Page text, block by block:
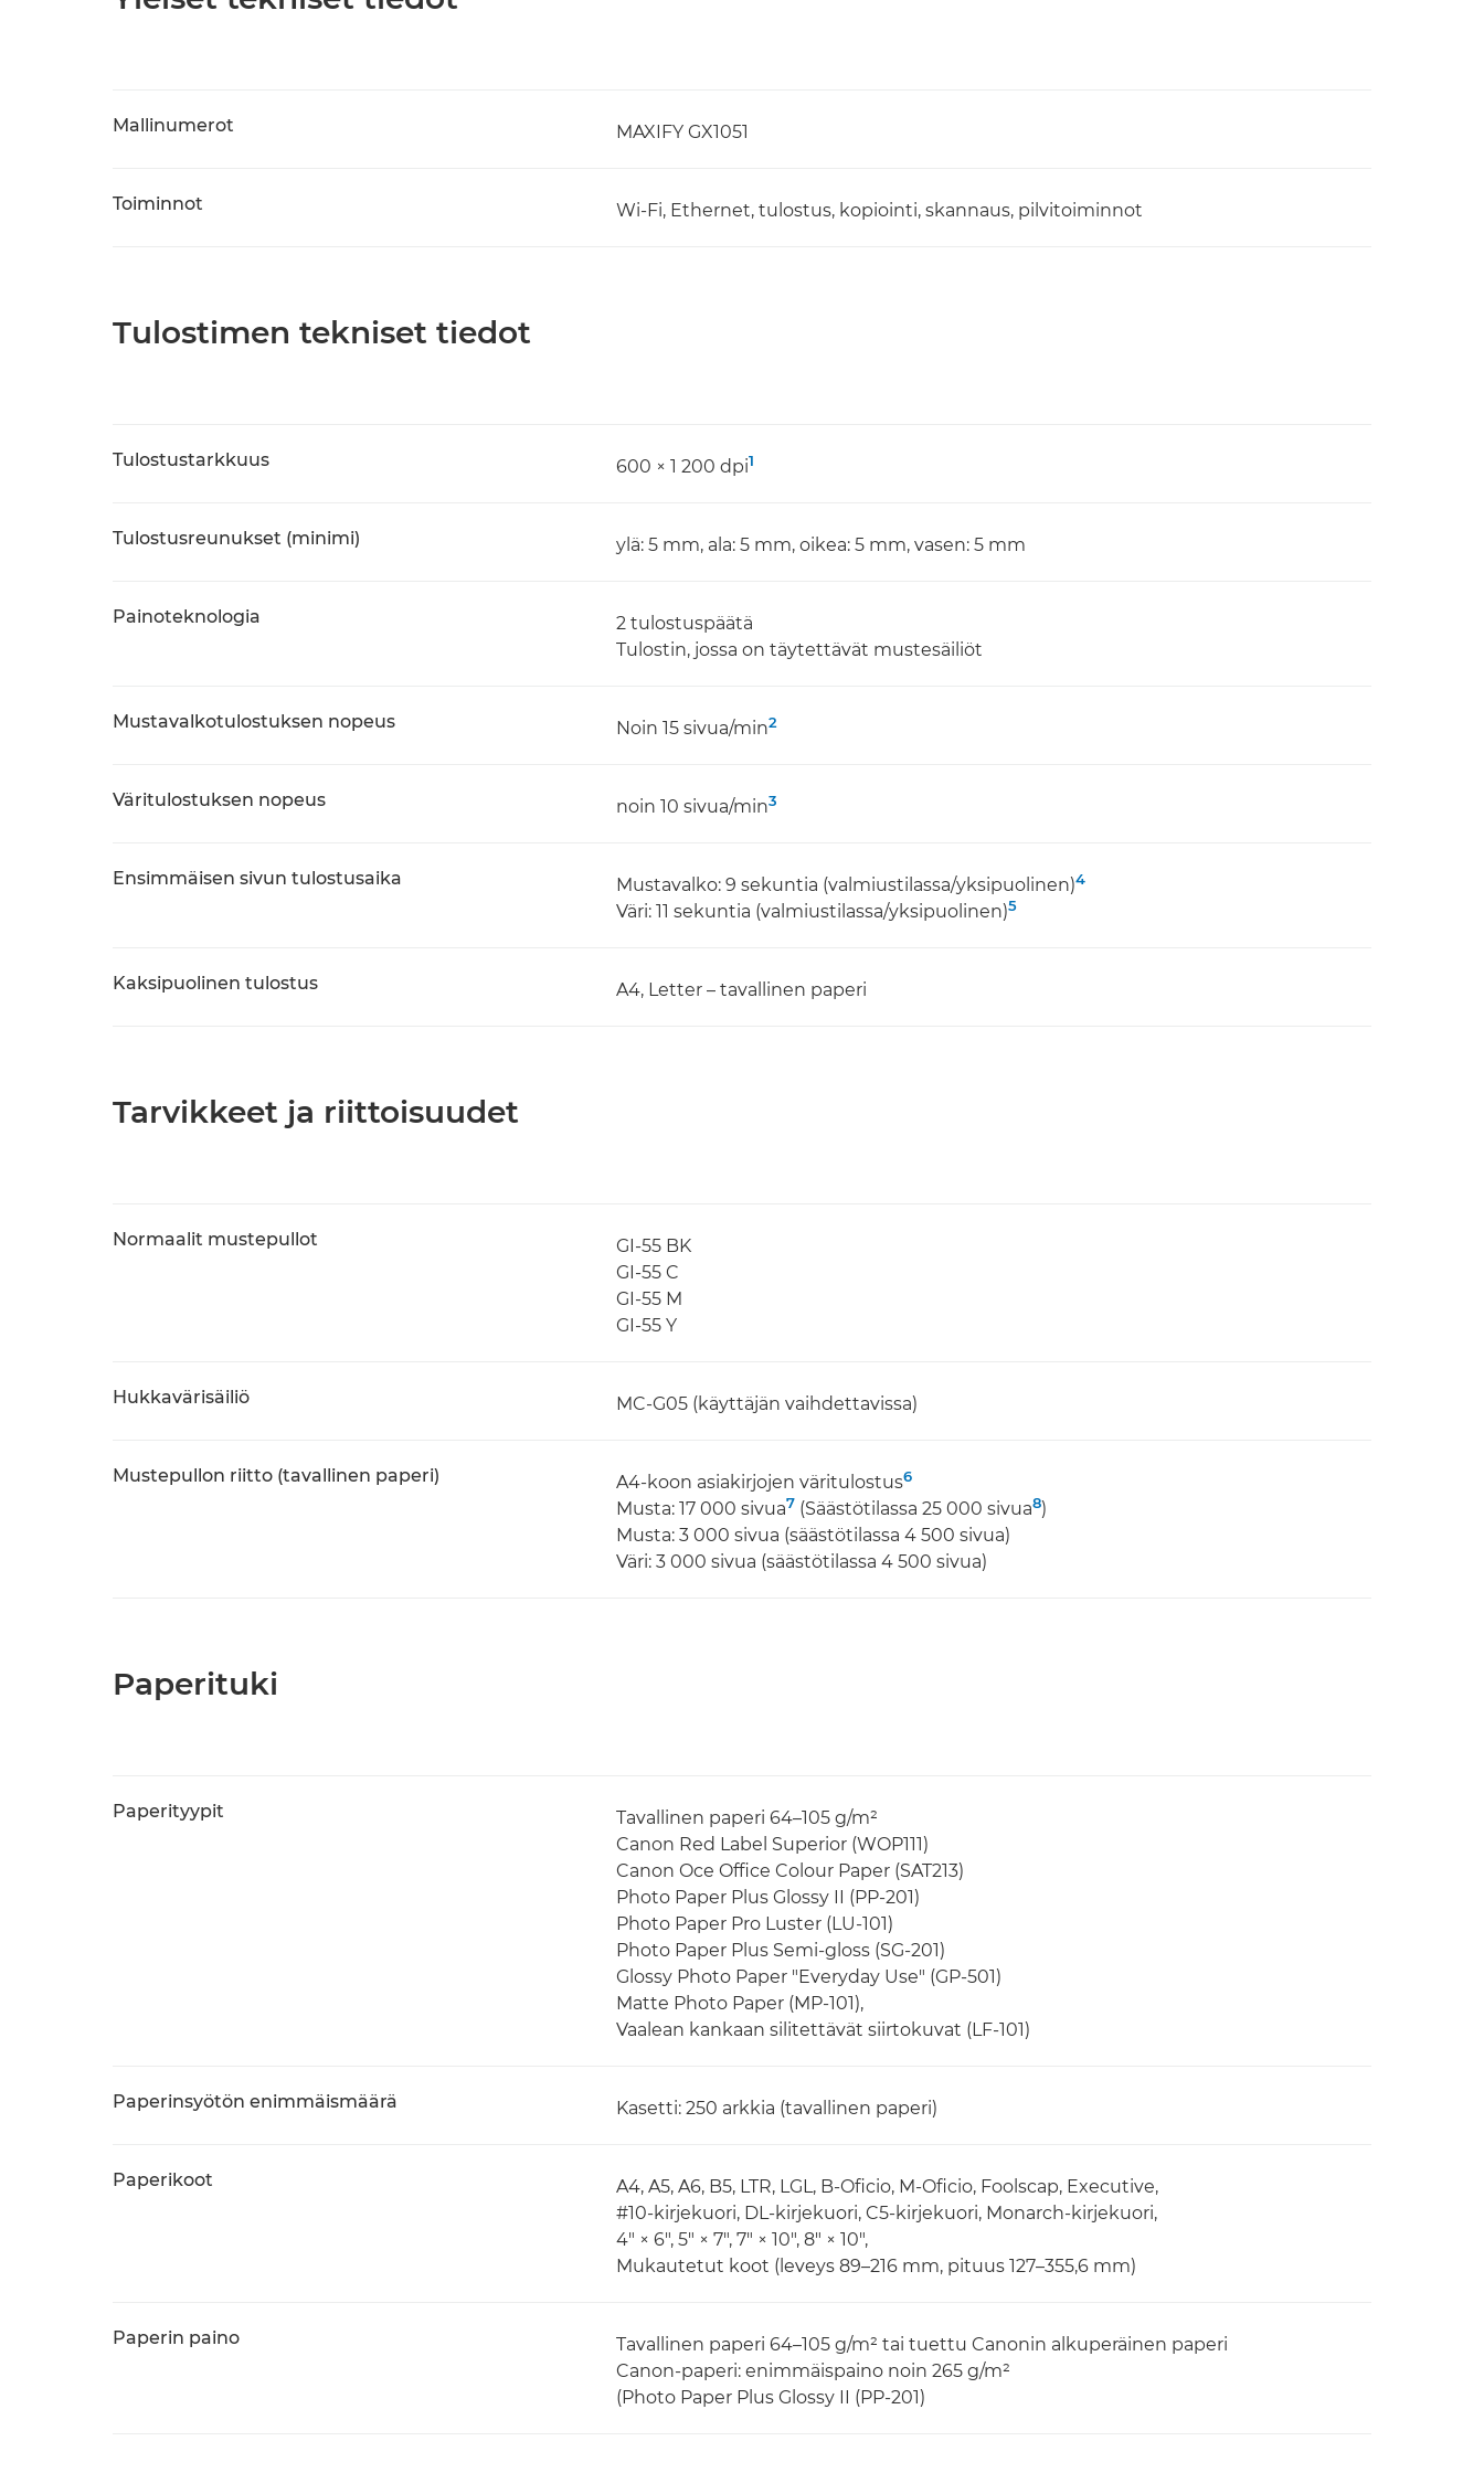
Mallinumerot MAXIFY GX1051
Toiminnot Wi-Fi, Ethernet, tulostus, kopiointi, skannaus, pilvitoiminnot
Tulostimen tekniset tiedot
Tulostustarkkuus 600 × 1 200 dpi1
Tulostusreunukset (minimi) ylä: 5 mm, ala: 5 mm, oikea: 5 mm, vasen: 5 mm
Painoteknologia
2 tulostuspäätä
Tulostin, jossa on täytettävät mustesäiliöt
Mustavalkotulostuksen nopeus Noin 15 sivua/min2
Väritulostuksen nopeus noin 10 sivua/min3
Ensimmäisen sivun tulostusaika Mustavalko: 9 sekuntia (valmiustilassa/yksipuolinen)4
Väri: 11 sekuntia (valmiustilassa/yksipuolinen)5
Kaksipuolinen tulostus A4, Letter – tavallinen paperi
Tarvikkeet ja riittoisuudet
Normaalit mustepullot
GI-55 BK
GI-55 C
GI-55 M
GI-55 Y
Hukkavärisäiliö MC-G05 (käyttäjän vaihdettavissa)
Mustepullon riitto (tavallinen paperi) A4-koon asiakirjojen väritulostus6
Musta: 17 000 sivua7 (Säästötilassa 25 000 sivua8)
Musta: 3 000 sivua (säästötilassa 4 500 sivua)
Väri: 3 000 sivua (säästötilassa 4 500 sivua)
Paperituki
Paperityypit
Tavallinen paperi 64–105 g/m²
Canon Red Label Superior (WOP111)
Canon Oce Office Colour Paper (SAT213)
Photo Paper Plus Glossy II (PP-201)
Photo Paper Pro Luster (LU-101)
Photo Paper Plus Semi-gloss (SG-201)
Glossy Photo Paper "Everyday Use" (GP-501)
Matte Photo Paper (MP-101),
Vaalean kankaan silitettävät siirtokuvat (LF-101)
Paperinsyötön enimmäismäärä Kasetti: 250 arkkia (tavallinen paperi)
Paperikoot
A4, A5, A6, B5, LTR, LGL, B-Oficio, M-Oficio, Foolscap, Executive,
#10-kirjekuori, DL-kirjekuori, C5-kirjekuori, Monarch-kirjekuori,
4" × 6", 5" × 7", 7" × 10", 8" × 10",
Mukautetut koot (leveys 89–216 mm, pituus 127–355,6 mm)
Paperin paino
Tavallinen paperi 64–105 g/m² tai tuettu Canonin alkuperäinen paperi
Canon-paperi: enimmäispaino noin 265 g/m²
(Photo Paper Plus Glossy II (PP-201)